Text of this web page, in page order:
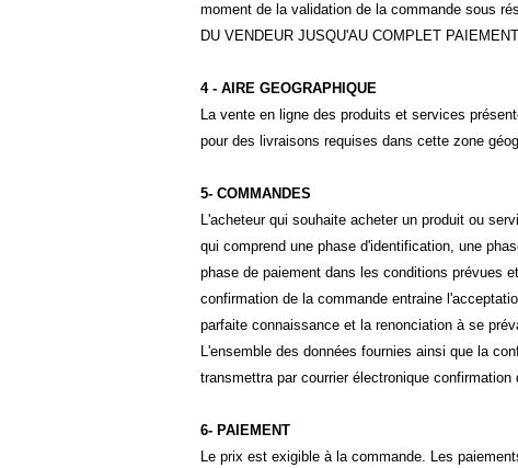
moment de la validation de la commande sous
DU VENDEUR JUSQU'AU COMPLET
4 - AIRE GEOGRAPHIQUE
La vente en ligne des produits et services
pour des livraisons requises dans cette zone
5- COMMANDES
L'acheteur qui souhaite acheter un produit ou
qui comprend une phase d'identification, une
phase de paiement dans les conditions prévues
confirmation de la commande entraine
parfaite connaissance et la renonciation à se
L'ensemble des données fournies ainsi que la
transmettra par courrier électronique
6- PAIEMENT
Le prix est exigible à la commande. Les